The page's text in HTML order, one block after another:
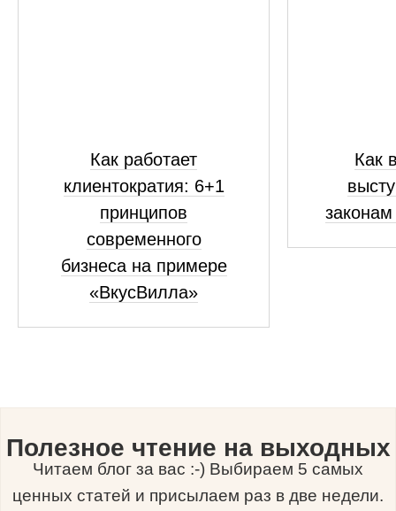
Как работает
клиентократия: 6+1
принципов
современного
бизнеса на примере
«ВкусВилла»
Как
Полезное чтение на выходных
Читаем блог за вас :-) Выбираем 5 самых
ценных статей и присылаем раз в две недели.